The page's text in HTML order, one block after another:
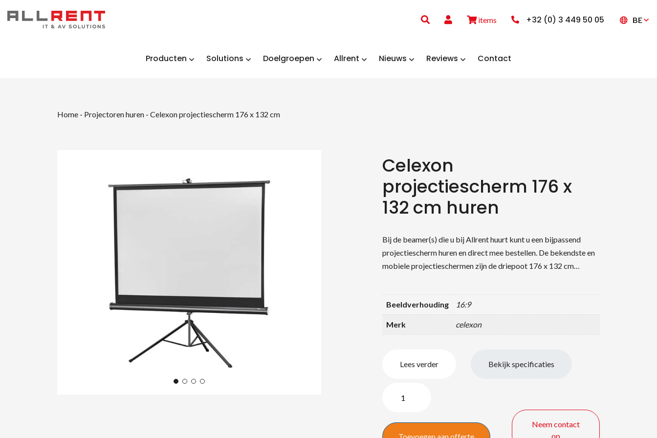
items +32 (0) 3 449 50 05 BE
Producten Solutions Doelgroepen Allrent Nieuws Reviews Contact
Home - Projectoren huren - Celexon projectiescherm 176 x 132 cm
Celexon
projectiescherm 176 x
132 cm huren
Bij de beamer(s) die u bij Allrent huurt kunt u een bijpassend
projectiescherm huren en direct mee bestellen. De bekendste en
mobiele projectieschermen zijn de driepoot 176 x 132 cm…
Beeldverhouding 16:9
Merk celexon
Lees verder Bekijk specificaties
projectiescherm
x
Neem contact
op